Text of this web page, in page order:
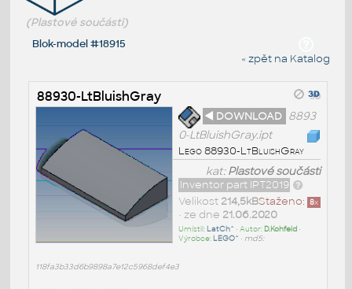
(Plastové součásti)
Blok-model #18915
« zpět na Katalog
88930-LtBluishGray
◄ DOWNLOAD 8893
0-LtBluishGray.ipt
Lego 88930-LtBluishGray
kat:Plastové součásti
Inventor part IPT2019
Staženo: 8x
Velikost 214,5kB
• ze dne 21.06.2020
Umístil: LatCh^ • Autor: D.Kohfeld•
Výrobce: LEGO^ • md5:
118fa3b33d6b9898a7e12c5968def4e3